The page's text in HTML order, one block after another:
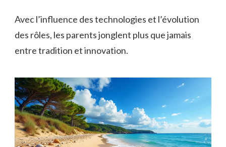
Avec l’influence des technologies et l’évolution
des rôles, les parents jonglent plus que jamais
entre tradition et innovation.